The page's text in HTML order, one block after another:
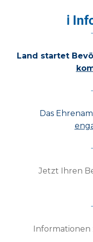
ℹ
Land startet
Das
Jetzt Ihren